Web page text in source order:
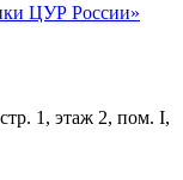
ЦУР России»
1, этаж 2, пом. I,